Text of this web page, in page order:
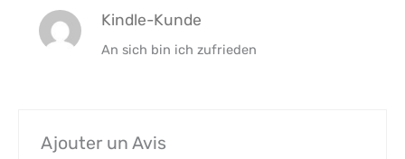
Kindle-Kunde
An sich bin ich zufrieden
Ajouter un Avis